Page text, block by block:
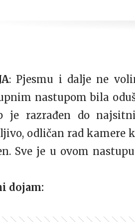
: Pjesmu i dalje ne
nastupom bila
je razrađen do
odličan rad kamere
Sve je u ovom
dojam: